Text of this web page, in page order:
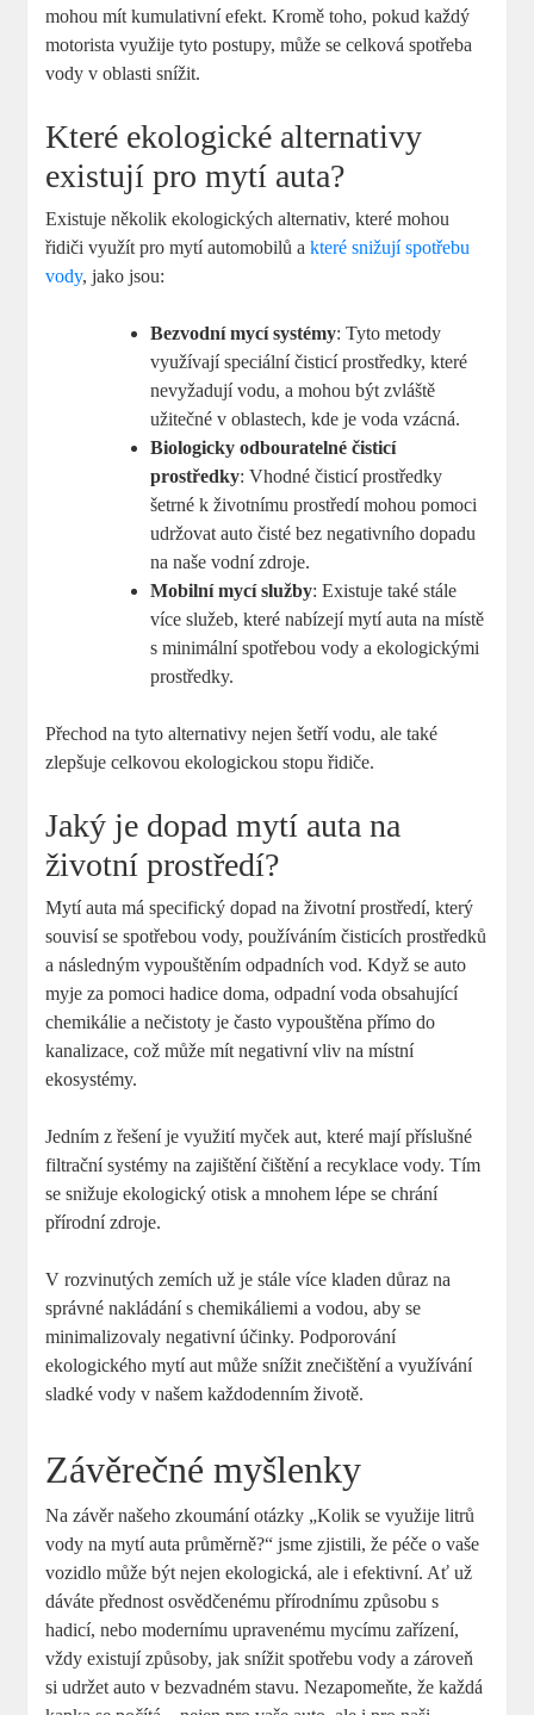
mohou mít kumulativní efekt. Kromě toho, pokud každý
motorista využije tyto postupy, může se celková spotřeba
vody v oblasti snížit.
Které ekologické alternativy
existují pro mytí auta?
Existuje několik ekologických alternativ, které mohou
řidiči využít pro mytí automobilů akteré snižují spotřebu
vody, jako jsou:
Bezvodní mycí systémy: Tyto metody
využívají speciální čisticí prostředky, které
nevyžadují vodu, a mohou být zvláště
užitečné v oblastech, kde je voda vzácná.
Biologicky odbouratelné čisticí
prostředky: Vhodné čisticí prostředky
šetrné k životnímu prostředí mohou pomoci
udržovat auto čisté bez negativního dopadu
na naše vodní zdroje.
Mobilní mycí služby: Existuje také stále
více služeb, které nabízejí mytí auta na místě
s minimální spotřebou vody a ekologickými
prostředky.
Přechod na tyto alternativy nejen šetří vodu, ale také
zlepšuje celkovou ekologickou stopu řidiče.
Jaký je dopad mytí auta na
životní prostředí?
Mytí auta má specifický dopad na životní prostředí, který
souvisí se spotřebou vody, používáním čisticích prostředků
a následným vypouštěním odpadních vod. Když se auto
myje za pomoci hadice doma, odpadní voda obsahující
chemikálie a nečistoty je často vypouštěna přímo do
kanalizace, což může mít negativní vliv na místní
ekosystémy.
Jedním z řešení je využití myček aut, které mají příslušné
filtrační systémy na zajištění čištění a recyklace vody. Tím
se snižuje ekologický otisk a mnohem lépe se chrání
přírodní zdroje.
V rozvinutých zemích už je stále více kladen důraz na
správné nakládání s chemikáliemi a vodou, aby se
minimalizovaly negativní účinky. Podporování
ekologického mytí aut může snížit znečištění a využívání
sladké vody v našem každodenním životě.
Závěrečné myšlenky
Na závěr našeho zkoumání otázky „Kolik se využije litrů
vody na mytí auta průměrně?“ jsme zjistili, že péče o vaše
vozidlo může být nejen ekologická, ale i efektivní. Ať už
dáváte přednost osvědčenému přírodnímu způsobu s
hadicí, nebo modernímu upravenému mycímu zařízení,
vždy existují způsoby, jak snížit spotřebu vody a zároveň
si udržet auto v bezvadném stavu. Nezapomeňte, že každá